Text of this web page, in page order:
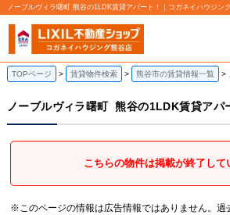
ノーブルヴィラ曙町 熊谷の1LDK賃貸アパート！｜コガネイハウジ
TOPページ 賃貸物件検索 熊谷市の賃貸情報一覧
ノーブルヴィラ曙町 熊谷の1LDK賃貸アパ
こちらの物件は掲載が終了して
※このページの情報は広告情報ではありません。過